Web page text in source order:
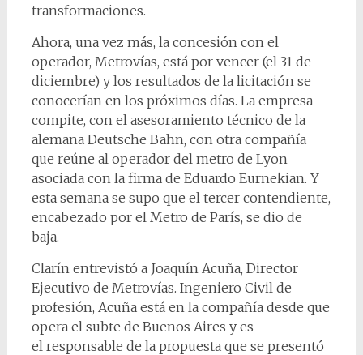
transformaciones.
Ahora, una vez más, la concesión con el
operador, Metrovías, está por vencer (el 31 de
diciembre) y los resultados de la licitación se
conocerían en los próximos días. La empresa
compite, con el asesoramiento técnico de la
alemana Deutsche Bahn, con otra compañía
que reúne al operador del metro de Lyon
asociada con la firma de Eduardo Eurnekian. Y
esta semana se supo que el tercer contendiente,
encabezado por el Metro de París, se dio de
baja.
Clarín entrevistó a Joaquín Acuña, Director
Ejecutivo de Metrovías. Ingeniero Civil de
profesión, Acuña está en la compañía desde que
opera el subte de Buenos Aires y es
el responsable de la propuesta que se presentó